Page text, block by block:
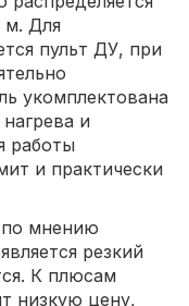
м. Для
пульт ДУ, при
укомплектована
и
работы
и практически
мнению
резкий
К плюсам
низкую цену,